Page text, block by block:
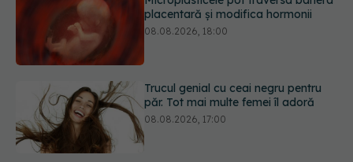
Trucul genial cu ceai negru pentru
păr. Tot mai multe femei îl adoră
Medicamentul folosit de peste 60 de
ani care acționează într-un loc